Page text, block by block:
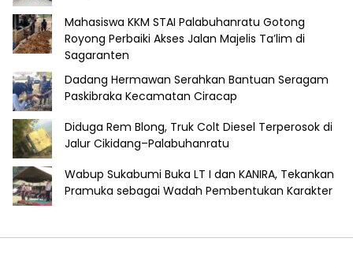
Mahasiswa KKM STAI Palabuhanratu Gotong
Royong Perbaiki Akses Jalan Majelis Ta’lim di
Sagaranten
Dadang Hermawan Serahkan Bantuan Seragam
Paskibraka Kecamatan Ciracap
Diduga Rem Blong, Truk Colt Diesel Terperosok di
Jalur Cikidang–Palabuhanratu
Wabup Sukabumi Buka LT I dan KANIRA, Tekankan
Pramuka sebagai Wadah Pembentukan Karakter